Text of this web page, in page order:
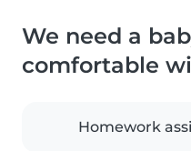
We need a
comfortable
Homework